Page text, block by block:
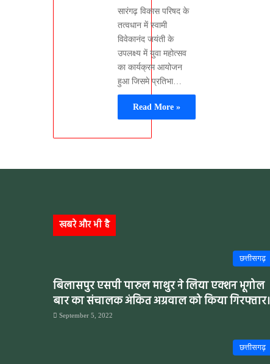
सारंगढ़ विकास परिषद के
तत्वधान में स्वामी
विवेकानंद जयंती के
उपलक्ष्य में युवा महोत्सव
का कार्यक्रम आयोजन
हुआ जिसमे प्रतिभा…
Read More »
खबरे और भी है
छत्तीसगढ़
बिलासपुर एसपी पारुल माथुर ने लिया एक्शन भूगोल
बार का संचालक अंकित अग्रवाल को किया गिरफ्तार।
September 5, 2022
छत्तीसगढ़